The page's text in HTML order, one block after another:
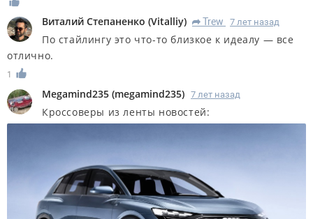
Виталий Степаненко (Vitalliy) R Trew 7 лет назад
По стайлингу это что-то близкое к идеалу — все
отлично.
1
Megamind235 (megamind235) 7 лет назад
Кроссоверы из ленты новостей: